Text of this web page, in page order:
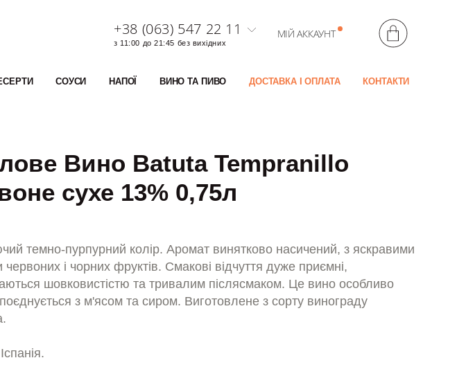
+38 (063) 547 22 11
з 11:00 до 21:45 без вихідних
МІЙ АККАУНТ
СОУСИ НАПОЇ ВИНО ТА ПИВО ДОСТАВКА І ОПЛАТА КОНТАКТИ
Вино Batuta Tempranillo
сухе 13% 0,75л
темно-пурпурний колір. Аромат винятково насичений, з яскравими
червоних і чорних фруктів. Смакові відчуття дуже приємні,
шовковистістю та тривалим післясмаком. Це вино особливо
з м'ясом та сиром. Виготовлене з сорту винограду